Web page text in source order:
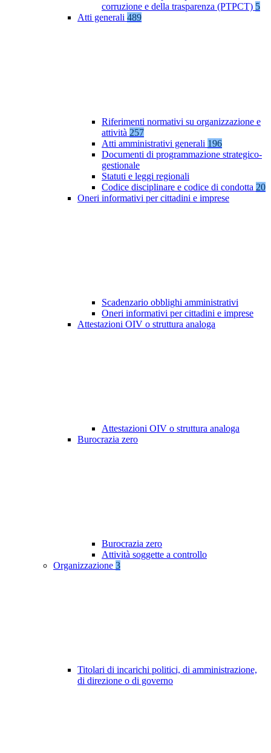
corruzione e della trasparenza (PTPCT) 5
Atti generali 489
Riferimenti normativi su organizzazione e
attività 257
Atti amministrativi generali 196
Documenti di programmazione strategico-
gestionale
Statuti e leggi regionali
Codice disciplinare e codice di condotta 20
Oneri informativi per cittadini e imprese
Scadenzario obblighi amministrativi
Oneri informativi per cittadini e imprese
Attestazioni OIV o struttura analoga
Attestazioni OIV o struttura analoga
Burocrazia zero
Burocrazia zero
Attività soggette a controllo
Organizzazione 3
Titolari di incarichi politici, di amministrazione,
di direzione o di governo